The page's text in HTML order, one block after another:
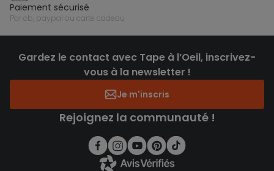
paiement sécurisé
par cb, paypal ou carte cadeau
Gardez le contact avec Tape à l’Oeil, inscrivez-
vous à la newsletter !
Je m'inscris
Rejoignez la communauté !